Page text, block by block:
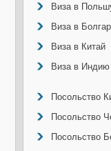
Виза в
Виза в
Виза в Китай
Виза в Индию
Посольство
Посольство
Посольство